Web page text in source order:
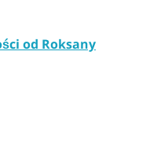
od Roksany